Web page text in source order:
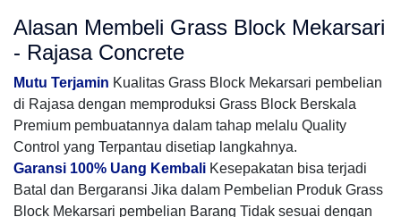
Alasan Membeli Grass Block Mekarsari
- Rajasa Concrete
Mutu Terjamin Kualitas Grass Block Mekarsari pembelian
di Rajasa dengan memproduksi Grass Block Berskala
Premium pembuatannya dalam tahap melalu Quality
Control yang Terpantau disetiap langkahnya.
Garansi 100% Uang Kembali Kesepakatan bisa terjadi
Batal dan Bergaransi Jika dalam Pembelian Produk Grass
Block Mekarsari pembelian Barang Tidak sesuai dengan